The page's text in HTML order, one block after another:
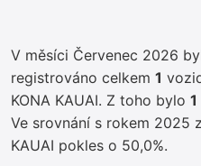
V měsíci Červenec 2026
registrováno celkem 1
KONA KAUAI. Z toho bylo 1
Ve srovnání s rokem 2025
KAUAI pokles o 50,0%.